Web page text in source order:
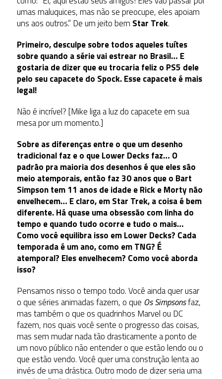
umas maluquices, mas não se preocupe, eles apoiam
uns aos outros.” De um jeito bem Star Trek.
Primeiro, desculpe sobre todos aqueles tuítes
sobre quando a série vai estrear no Brasil… E
gostaria de dizer que eu trocaria feliz o PS5 dele
pelo seu capacete do Spock. Esse capacete é mais
legal!
Não é incrível? [Mike liga a luz do capacete em sua
mesa por um momento.]
Sobre as diferenças entre o que um desenho
tradicional faz e o que Lower Decks faz… O
padrão pra maioria dos desenhos é que eles são
meio atemporais, então faz 30 anos que o Bart
Simpson tem 11 anos de idade e Rick e Morty não
envelhecem… E claro, em Star Trek, a coisa é bem
diferente. Há quase uma obsessão com linha do
tempo e quando tudo ocorre e tudo o mais…
Como você equilibra isso em Lower Decks? Cada
temporada é um ano, como em TNG? É
atemporal? Eles envelhecem? Como você aborda
isso?
Pensamos nisso o tempo todo. Você ainda quer usar
o que séries animadas fazem, o que Os Simpsonsfaz,
mas também o que os quadrinhos Marvel ou DC
fazem, nos quais você sente o progresso das coisas,
mas sem mudar nada tão drasticamente a ponto de
um novo público não entender o que estão lendo ou o
que estão vendo. Você quer uma construção lenta ao
invés de uma drástica. Outro modo de dizer seria uma